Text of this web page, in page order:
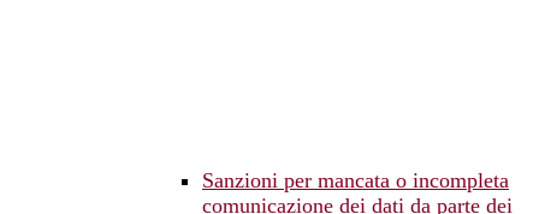
Sanzioni per mancata o incompleta
comunicazione dei dati da parte dei